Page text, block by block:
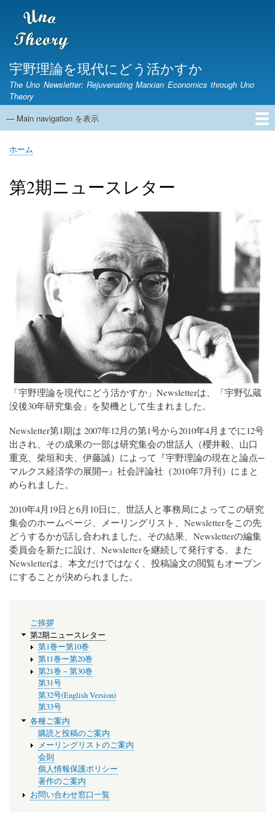
ン
テ
ン
移
宇野理論を現代にどう活かすか
The Uno Newsletter: Rejuvenating Marxian Economics through Uno
Theory
Main
— Main navigation を表示
ホーム
ニュースレター
宇野弘蔵没後30年研究集会
第1期ニュースレター
English Page
パ
く
ず
ホーム
第2期ニュースレター
「宇野理論を現代にどう活かすか」Newsletterは、「宇野弘蔵
没後30年研究集会」を契機として生まれました。
Newsletter第1期は 2007年12月の第1号から2010年4月までに12号
出され、その成果の一部は研究集会の世話人（櫻井毅、山口
重克、柴垣和夫、伊藤誠）によって『宇野理論の現在と論点─
マルクス経済学の展開─』社会評論社（2010年7月刊）にまと
められました。
2010年4月19日と6月10日に、世話人と事務局によってこの研究
集会のホームページ、メーリングリスト、Newsletterをこの先
どうするかが話し合われました。その結果、Newsletterの編集
委員会を新たに設け、Newsletterを継続して発行する、また
Newsletterは、本文だけではなく、投稿論文の閲覧もオープン
にすることが決められました。
ニ
ュ
ー
ご挨拶
第2期ニュースレター
第1巻ー第10巻
第11巻ー第20巻
第21巻－第30巻
第31号
第32号(English Version)
第33号
各種ご案内
購読と投稿のご案内
メーリングリストのご案内
会則
個人情報保護ポリシー
著作のご案内
お問い合わせ窓口一覧